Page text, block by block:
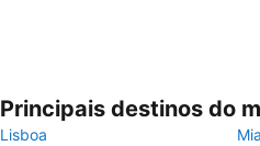
Principais destinos do
Lisboa